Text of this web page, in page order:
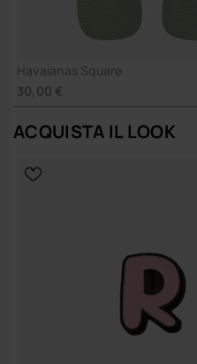
Havaianas Square
30,00 €
ACQUISTA IL LOOK